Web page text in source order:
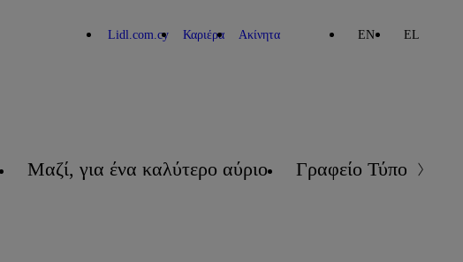
Lidl.com.cy Καριέρα Ακίνητα EN EL
Μαζί, για ένα καλύτερο αύριο Γραφείο Τύπου